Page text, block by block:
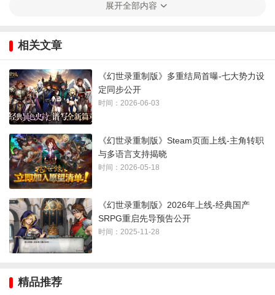
■经典壮阔史诗再临——法鲁西翁大陆的命运之战
《幻世录 重制版》承袭旧作宏大的世界观，为玩家揭开一段关
于战争、命运与复仇的壮阔史诗。
法鲁西翁大陆上的七大势力彼此制衡，在看似和平的局势之
下，实则暗潮汹涌、各怀鬼胎。各国皆在台面下暗中积蓄实
力，伺机而动。
故事主角「雷欧纳德」在这样动荡的时代中崛起。不同于传统
王道 RPG 中正气凛然的英雄形象，他是一名彻头彻尾的现实主
义者，好战、势利，平时总是一副吊儿啷当的模样，凡事利益
至上——做白工?不干;当好人?没兴趣;想请他帮忙?那就先拿出
相对应的筹码。那股亦正亦邪的气质，甚至比某些反派角色更
展开全部内容
相关文章
《幻世录重制版》多重结局首曝-七大势力设
定同步公开
时间：2026-06-03
《幻世录重制版》Steam页面上线-主角转职
与多语言支持揭晓
时间：2026-05-18
《幻世录重制版》2026年上线-经典国产
SRPG重启先导预告公开
时间：2025-11-28
精品推荐